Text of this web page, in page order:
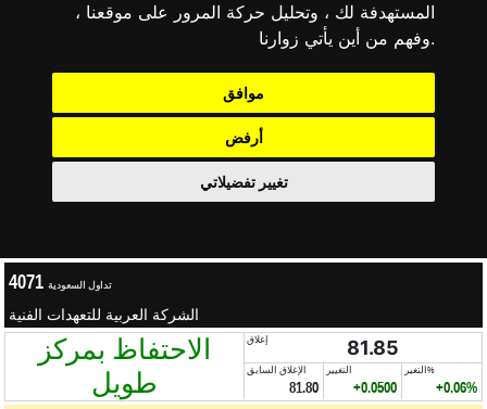
المستهدفة لك ، وتحليل حركة المرور على موقعنا ،
وفهم من أين يأتي زوارنا.
موافق
أرفض
تغيير تفضيلاتي
4071 تداول السعودية
الشركة العربية للتعهدات الفنية
الاحتفاظ بمركز
طويل
إغلاق 81.85
الإغلاق السابق
81.80
التغيير
+0.0500
التغير%
+0.06%